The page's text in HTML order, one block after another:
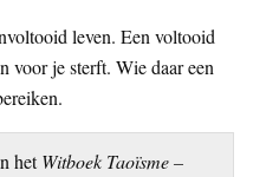
leven. Een voltooid
voor je sterft. Wie daar een
hetWitboek Taoïsme –